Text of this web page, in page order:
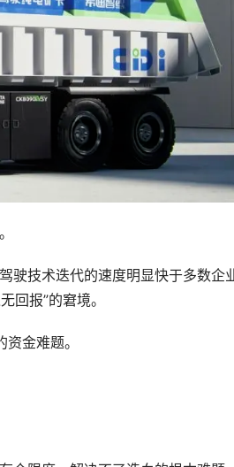
驶技术迭代的速度明显快于多数企
回报”的窘境。
金难题。